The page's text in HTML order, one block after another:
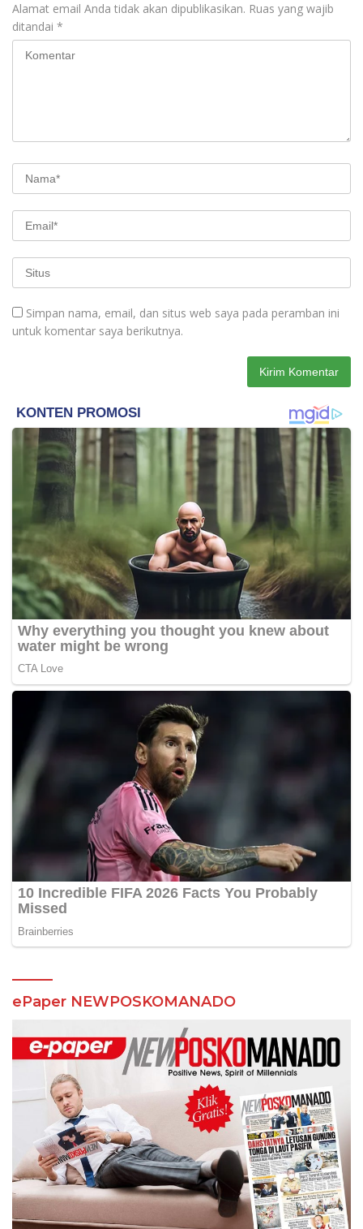
Alamat email Anda tidak akan dipublikasikan. Ruas yang wajib
ditandai *
Simpan nama, email, dan situs web saya pada peramban ini
untuk komentar saya berikutnya.
ePaper NEWPOSKOMANADO